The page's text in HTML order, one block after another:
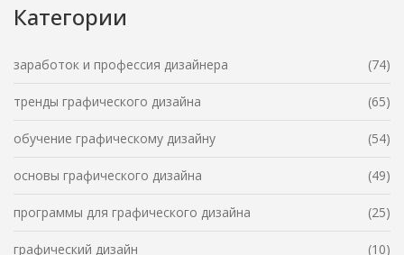
Категории
заработок и профессия дизайнера (74)
тренды графического дизайна (65)
обучение графическому дизайну (54)
основы графического дизайна (49)
программы для графического дизайна (25)
графический дизайн (10)